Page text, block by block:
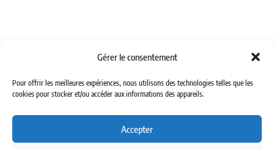
Gérer le consentement
Pour offrir les meilleures expériences, nous utilisons des technologies telles que les
cookies pour stocker et/ou accéder aux informations des appareils.
Accepter
07 – RACCORDS A BAGUES
11 – VALVES
14 – TUBES ACIER HYDRAULIQUE
15 – COLLIERS